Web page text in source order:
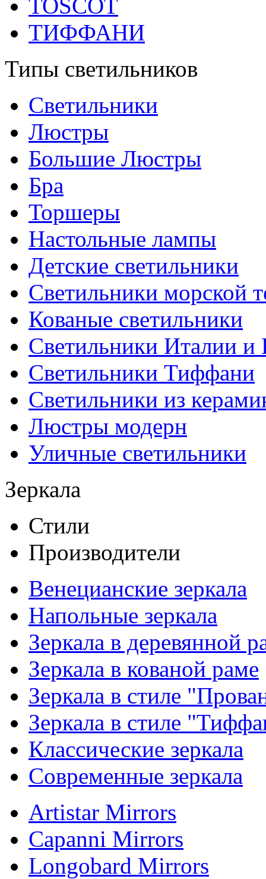
TOSCOT
ТИФФАНИ
Типы светильников
Светильники
Люстры
Большие Люстры
Бра
Торшеры
Настольные лампы
Детские светильники
Светильники морской
Кованые светильники
Светильники Италии и
Светильники Тиффани
Светильники из
Люстры модерн
Уличные светильники
Зеркала
Стили
Производители
Венецианские зеркала
Напольные зеркала
Зеркала в деревянной
Зеркала в кованой раме
Зеркала в стиле
Зеркала в стиле
Классические зеркала
Современные зеркала
Artistar Mirrors
Capanni Mirrors
Longobard Mirrors